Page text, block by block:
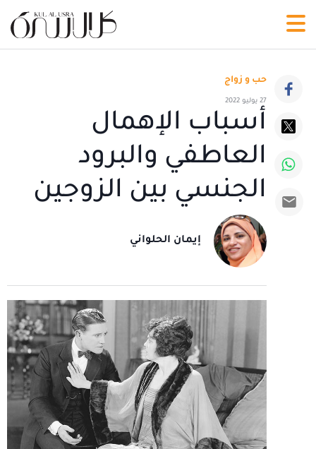
حب و زواج
27 يوليو 2022
أسباب الإهمال
العاطفي والبرود
الجنسي بين الزوجين
إيمان الحلواني